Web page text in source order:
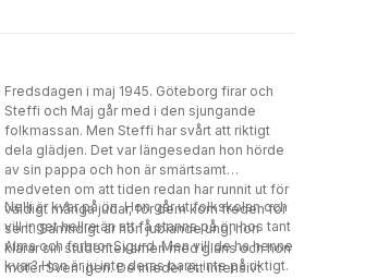
kriget, gripande, men osentimentalt.
Fredsdagen i maj 1945. Göteborg firar och
Steffi och Maj går med i den sjungande
folkmassan. Men Steffi har svårt att riktigt
dela glädjen. Det var längesedan hon hörde
av sin pappa och hon är smärtsamt
medveten om att tiden redan har runnit ut för
väldigt många judar, för dem kom freden för
sent. Samtidigt är hon jublande ung, hon
klarar sin studentexamen med glans och hon
möter Sven igen. De inleder ett intensivt
Nelli är kvar på ön. Hon går ut folkskolan och
vill inget hellre än att få stanna på ön hos tant
Alma och farbror Sigurd. Men vill de ha henne
kvar? Hon är ju inte deras barn, inte på riktigt.